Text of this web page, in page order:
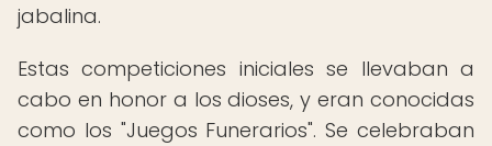
jabalina.
Estas competiciones iniciales se llevaban a
cabo en honor a los dioses, y eran conocidas
como los "Juegos Funerarios". Se celebraban